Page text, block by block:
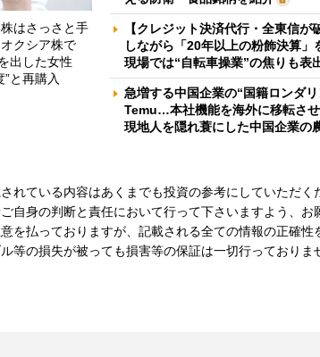
株はさっさと手
クシア株で
出した女性
”と再購入
【クレジット決済代行・全東信
しながら「20年以上の粉飾決算
現場では“自転車操業”の焦りも表
急増する中国企業の“国籍ロンダ
Temu…本社機能を海外に移転さ
現地人を隠れ蓑にした中国企業の
れている内容はあくまでも投資の参考にしていただく
自身の判断と責任において行って下さいますよう、
を払っておりますが、記載される全ての情報の正確性
等の損失が被っても損害等の保証は一切行っておりま